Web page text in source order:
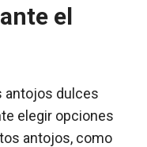
el
antojos dulces
elegir opciones
antojos, como